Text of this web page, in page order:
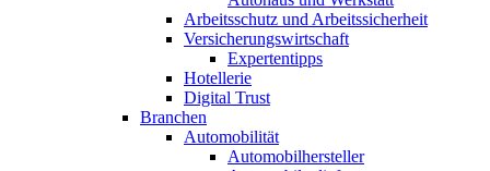
Arbeitsschutz und Arbeitssicherheit
Versicherungswirtschaft
Expertentipps
Hotellerie
Digital Trust
Branchen
Automobilität
Automobilhersteller